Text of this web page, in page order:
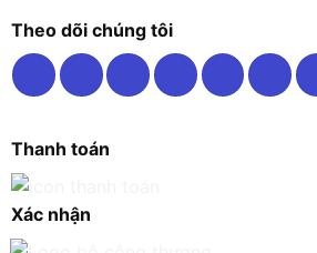
Theo dõi chúng tôi
Thanh toán
Xác nhận